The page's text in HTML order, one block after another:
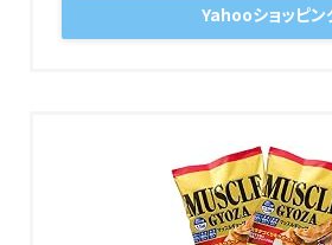
Yahooショッピン